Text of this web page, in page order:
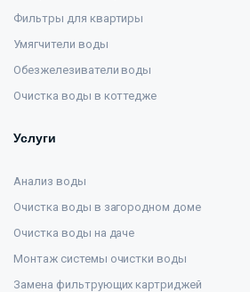
Фильтры для квартиры
Умягчители воды
Обезжелезиватели воды
Очистка воды в коттедже
Услуги
Анализ воды
Очистка воды в загородном доме
Очистка воды на даче
Монтаж системы очистки воды
Замена фильтрующих картриджей